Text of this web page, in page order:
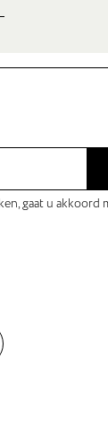
gaat u akkoord